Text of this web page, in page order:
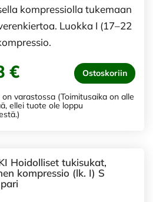
kompressiolla tukemaan
Luokka I (17–22
€ Ostoskoriin
varastossa (Toimitusaika on alle
ellei tuote ole loppu
Hoidolliset tukisukat,
kompressio (lk. I) S